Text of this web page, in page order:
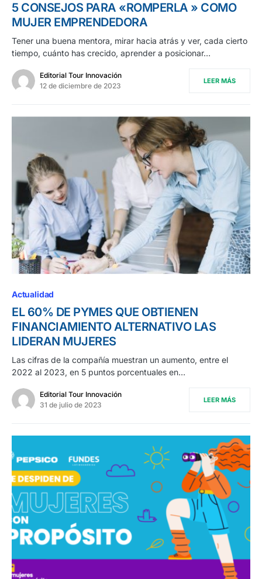
5 CONSEJOS PARA «ROMPERLA » COMO
MUJER EMPRENDEDORA
Tener una buena mentora, mirar hacia atrás y ver, cada cierto
tiempo, cuánto has crecido, aprender a posicionar…
Editorial Tour Innovación
12 de diciembre de 2023
LEER MÁS
Actualidad
EL 60% DE PYMES QUE OBTIENEN
FINANCIAMIENTO ALTERNATIVO LAS
LIDERAN MUJERES
Las cifras de la compañía muestran un aumento, entre el
2022 al 2023, en 5 puntos porcentuales en…
Editorial Tour Innovación
31 de julio de 2023
LEER MÁS